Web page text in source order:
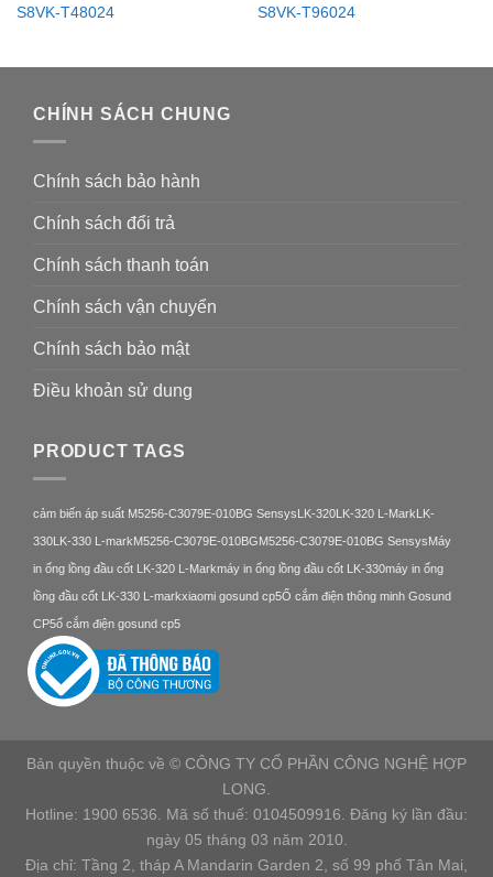
S8VK-T48024 S8VK-T96024
CHÍNH SÁCH CHUNG
Chính sách bảo hành
Chính sách đổi trả
Chính sách thanh toán
Chính sách vận chuyển
Chính sách bảo mật
Điều khoản sử dung
PRODUCT TAGS
cảm biến áp suất M5256-C3079E-010BG SensysLK-320LK-320 L-MarkLK-
330LK-330 L-markM5256-C3079E-010BGM5256-C3079E-010BG SensysMáy
in ống lồng đầu cốt LK-320 L-Markmáy in ống lồng đầu cốt LK-330máy in ống
lồng đầu cốt LK-330 L-markxiaomi gosund cp5Ổ cắm điện thông minh Gosund
CP5ổ cắm điện gosund cp5
Bản quyền thuộc về © CÔNG TY CỔ PHẦN CÔNG NGHỆ HỢP
LONG.
Hotline: 1900 6536. Mã số thuế: 0104509916. Đăng ký lần đầu:
ngày 05 tháng 03 năm 2010.
Địa chỉ: Tầng 2, tháp A Mandarin Garden 2, số 99 phố Tân Mai,